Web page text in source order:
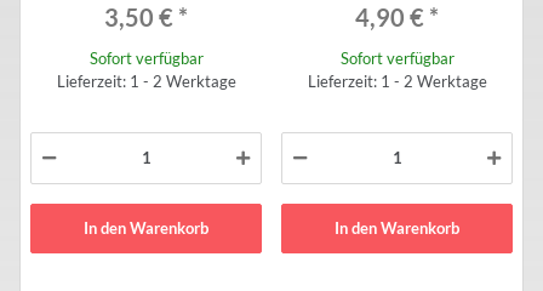
3,50 € *
Sofort verfügbar
Lieferzeit: 1 - 2 Werktage
In den Warenkorb
4,90 € *
Sofort verfügbar
Lieferzeit: 1 - 2 Werktage
In den Warenkorb